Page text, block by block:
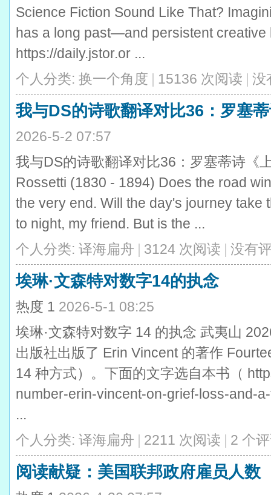
Science Fiction Sound Like That?
has a long past—and persistent creative
https://daily.jstor.or ...
个人分类: 换一个角度 | 15136 次阅读 | 没
我与DS的诗歌翻译对比36：罗塞
2026-5-2 07:57
我与DS的诗歌翻译对比36：罗塞蒂诗《
Rossetti (1830 - 1894) Does the road
the very end. Will the day's journey take
to night, my friend. But is the ...
个人分类: 译海扁舟 | 3124 次阅读 | 没有
埃琳·文森特对数字14的执念
热度 1 2026-5-1 08:25
埃琳·文森特对数字 14 的执念 武夷山
出版社出版了 Erin Vincent 的著作
14 种方式）。下面的文字选自本书（
number-erin-vincent-on-grief-loss-and-
...
个人分类: 译海扁舟 | 2211 次阅读 | 2 个
阅读献疑：美国联邦政府雇员人数